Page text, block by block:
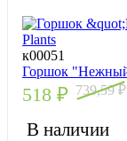
к00051
Горшок
518 ₽ 739,59₽
В наличии